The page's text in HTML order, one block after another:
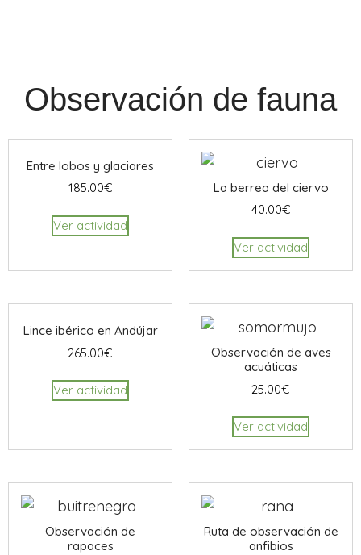
Observación de fauna
Entre lobos y glaciares
185.00€
Ver actividad
La berrea del ciervo
40.00€
Ver actividad
Lince ibérico en Andújar
265.00€
Ver actividad
Observación de aves
acuáticas
25.00€
Ver actividad
Observación de
rapaces
Ruta de observación de
anfibios